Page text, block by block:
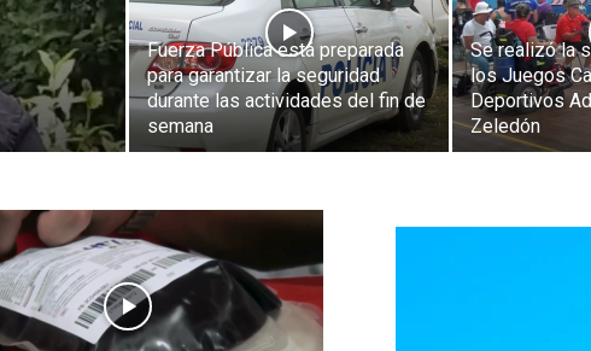
Fuerza Pública está preparada
para garantizar la seguridad
durante las actividades del fin de
semana
Se realizó la
los Juegos
Deportivos
Zeledón